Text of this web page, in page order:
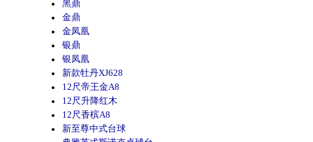
黑鼎
金鼎
金凤凰
银鼎
银凤凰
新款牡丹XJ628
12尺帝王金A8
12尺升降红木
12尺香槟A8
新至尊中式台球